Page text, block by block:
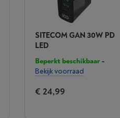
SITECOM GAN 30W PD
LED
Beperkt beschikbaar-
Bekijk voorraad
€ 24,99